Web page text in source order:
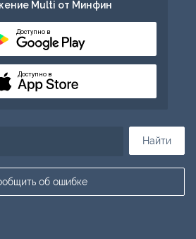
Найти
об ошибке
Multi от Минфин
Доступно в
Доступно в